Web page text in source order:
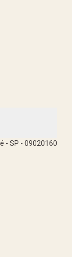
- SP - 09020160